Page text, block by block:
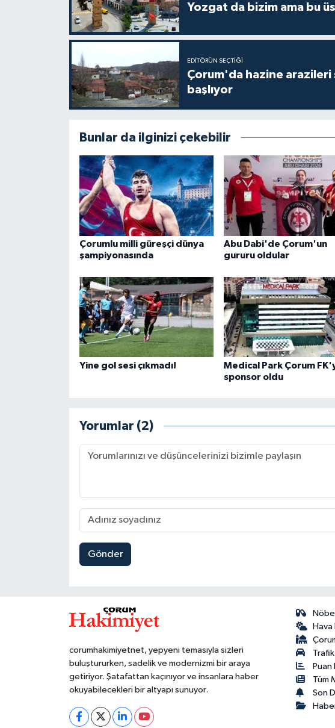
Yozgat da bizim ama bu
EDITÖRÜN SEÇTIĞI
Çorum'da hazine arazileri
başlıyor
Bunlar da ilginizi çekebilir
Çorumlu milli güreşçi dünya
şampiyonasında
Abu Dabi'de Çorum'un
gururu oldular
Yine gol sesi çıkmadı!
Medical Park Çorum
sponsor oldu
Yorumlar (2)
Gönder
corumhakimiyetnet, yepyeni temasıyla sizleri
buluştururken, sadelik ve modernizmi bir araya
getiriyor. Şatafattan kaçınıyor ve insanlara haber
okuyabilecekleri bir altyapı sunuyor.
Hava
Puan
Tüm
Son